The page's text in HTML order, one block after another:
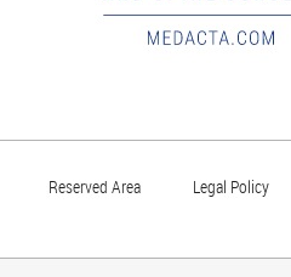
Reserved Area Legal Policy